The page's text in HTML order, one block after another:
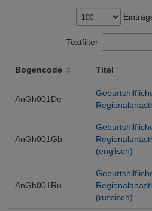
Textfilter
Bogencode Titel
Titel
AnGh001De
AnGh001Gb
(englisch)
AnGh001Ru
(russisch)